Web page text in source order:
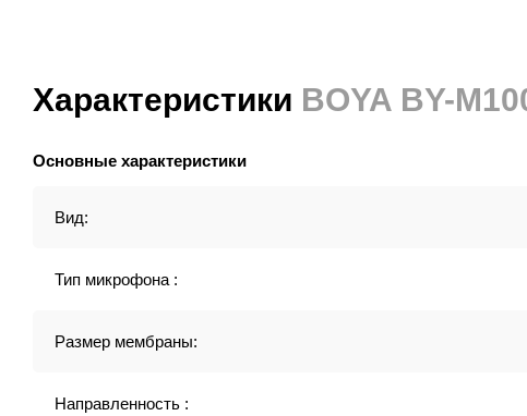
Характеристики BOYA BY-
Основные характеристики
Вид:
Тип микрофона :
Размер мембраны:
Направленность :